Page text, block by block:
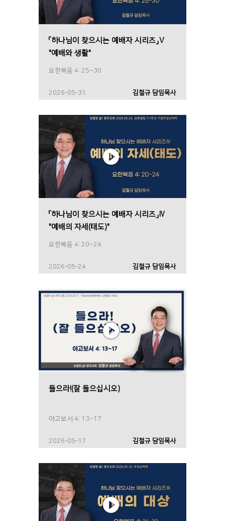
「하나님이 찾으시는 예배자 시리즈」Ⅴ
"예배와 생활"
요한복음 4: 25~30
2026-05-31 김철규 담임목사
「하나님이 찾으시는 예배자 시리즈」Ⅳ
"예배의 자세(태도)"
요한복음 4: 20~24
2026-05-24 김철규 담임목사
들으라!(잘 들으십시오)
야고보서 4: 13~17
2026-05-17 김철규 담임목사